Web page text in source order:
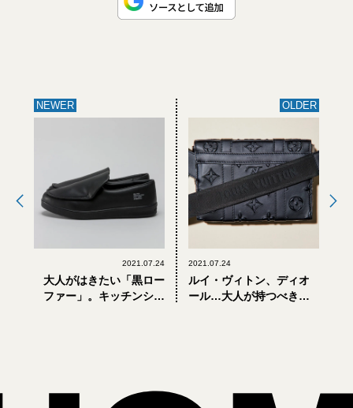
NEWER
2021.07.24
大人がはきたい「黒ロー
ファー」。キッチンシュ
OLDER
2021.07.24
ルイ・ヴィトン、ディオ
ール…大人が持つべき